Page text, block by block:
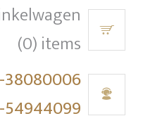
(0) items